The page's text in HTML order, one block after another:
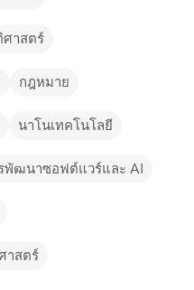
ศาสตร์
กฎหมาย
นาโนเทคโนโลยี
พัฒนาซอฟต์แวร์และ AI
าสตร์